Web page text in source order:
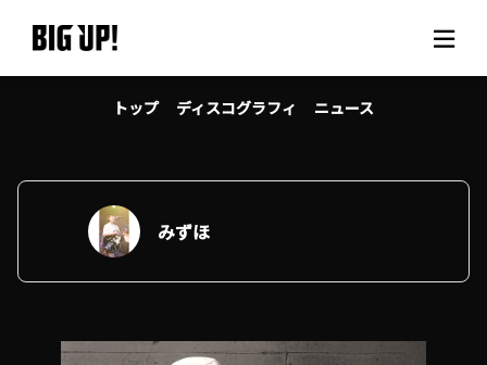
BIG UP!について
ニュース
料金プラン
サポート
ご利用の流れ
トップ ディスコグラフィ ニュース
みずほ